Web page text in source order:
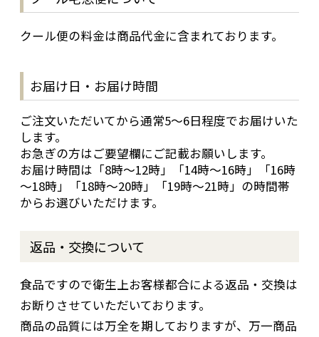
クール便の料金は商品代金に含まれております。
お届け日・お届け時間
ご注文いただいてから通常5～6日程度でお届けいた
します。
お急ぎの方はご要望欄にご記載お願いします。
お届け時間は「8時～12時」「14時～16時」「16時
～18時」「18時～20時」「19時～21時」の時間帯
からお選びいただけます。
返品・交換について
食品ですので衛生上お客様都合による返品・交換は
お断りさせていただいております。
商品の品質には万全を期しておりますが、万一商品